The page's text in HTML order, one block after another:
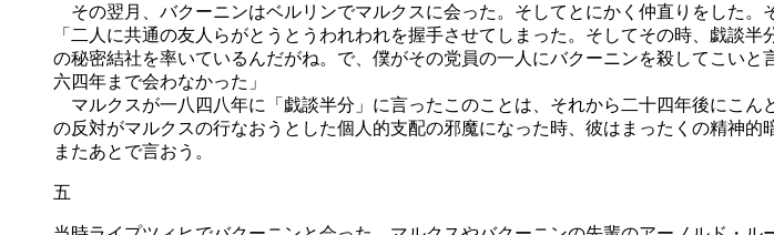
その翌月、バクーニンはベルリンでマルクスに会った。そしてとにかく仲直りをした。
「二人に共通の友人らがとうとうわれわれを握手させてしまった。そしてその時、戯談
の秘密結社を率いているんだがね。で、僕がその党員の一人にバクーニンを殺してこい
六四年まで会わなかった」
マルクスが一八四八年に「戯談半分」に言ったこのことは、それから二十四年後にこ
の反対がマルクスの行なおうとした個人的支配の邪魔になった時、彼はまったくの精神
またあとで言おう。
五